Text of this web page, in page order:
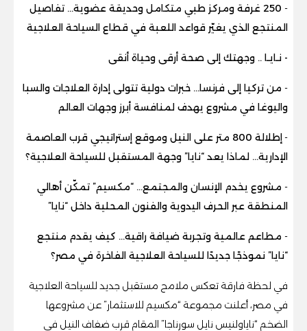
-
250 غرفة ومركز طبي متكامل وحديقة عضوية… تفاصيل
المنتجع الذي يغيّر قواعد اللعبة في قطاع السياحة العلاجية
- نـايـا .. وجهتك إلى صحة أرقى وحياة أنقى
- من تركيا إلى فرنسا… خبرات دولية تتولى إدارة العلاجات والسبا
واليوغا في مشروع يهدف لمنافسة أبرز وجهات العالم
-
إطلالة 800 متر على النيل وموقع إستراتيجي قرب العاصمة
الإدارية… لماذا يعد “نايا” وجهة المستقبل للسياحة العلاجية؟
- مشروع يخدم الإنسان والمجتمع… “مكسيم” تمكّن أهالي
المنطقة عبر الحرف اليدوية والفنون المحلية داخل “نايا”
- مطاعم عالمية وتجربة ضيافة راقية… كيف يقدم منتجع
“نايا” نموذجًا جديدًا للسياحة العلاجية الفاخرة في مصر؟
في لحظة فارقة تعكس ملامح مستقبل جديد للسياحة العلاجية
في مصر، أعلنت مجموعة “مكسيم للاستثمار” عن مشروعها
الضخم “ناياولنيس نايل سورناجا” المقام قرب ضفاف النيل في